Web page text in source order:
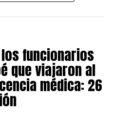
funcionarios
que viajaron al
médica: 26